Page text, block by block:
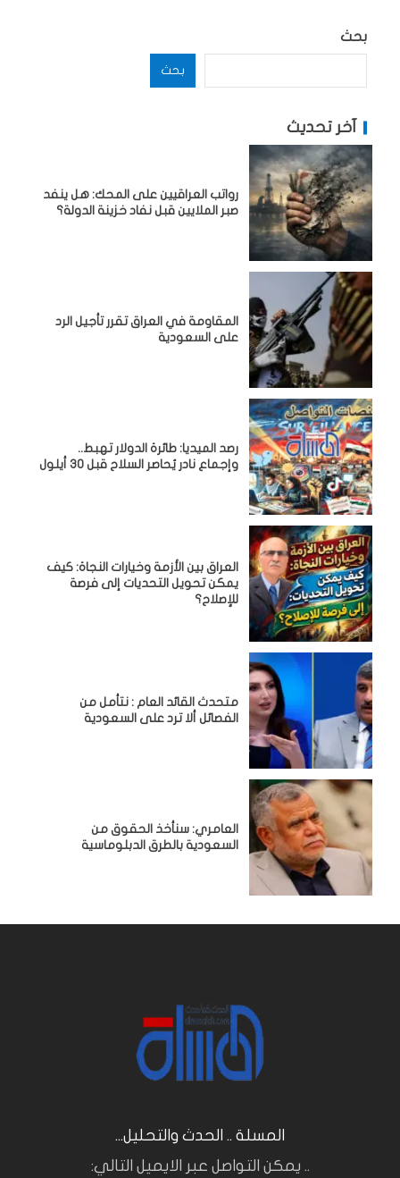
بحث
بحث
آخر تحديث
رواتب العراقيين على المحك: هل ينفد
صبر الملايين قبل نفاد خزينة الدولة؟
المقاومة في العراق تقرر تأجيل الرد
على السعودية
رصد الميديا: طائرة الدولار تهبط..
وإجماع نادر يُحاصر السلاح قبل 30 أيلول
العراق بين الأزمة وخيارات النجاة: كيف
يمكن تحويل التحديات إلى فرصة
للإصلاح؟
متحدث القائد العام : نتأمل من
الفصائل ألا ترد على السعودية
العامري: سنأخذ الحقوق من
السعودية بالطرق الدبلوماسية
المسلة .. الحدث والتحليل...
.. يمكن التواصل عبر الايميل التالي: